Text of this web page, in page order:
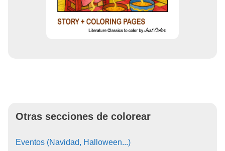
Otras secciones de colorear
Eventos (Navidad, Halloween...)